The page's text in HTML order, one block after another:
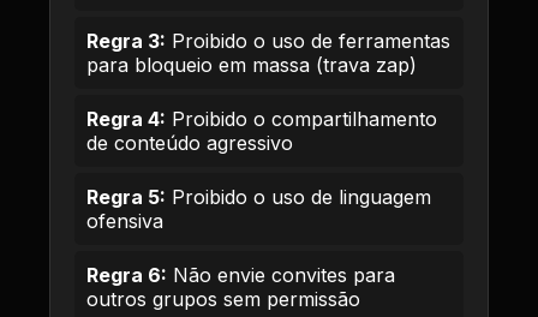
Regra 3: Proibido o uso de ferramentas
para bloqueio em massa (trava zap)
Regra 4: Proibido o compartilhamento
de conteúdo agressivo
Regra 5: Proibido o uso de linguagem
ofensiva
Regra 6: Não envie convites para
outros grupos sem permissão